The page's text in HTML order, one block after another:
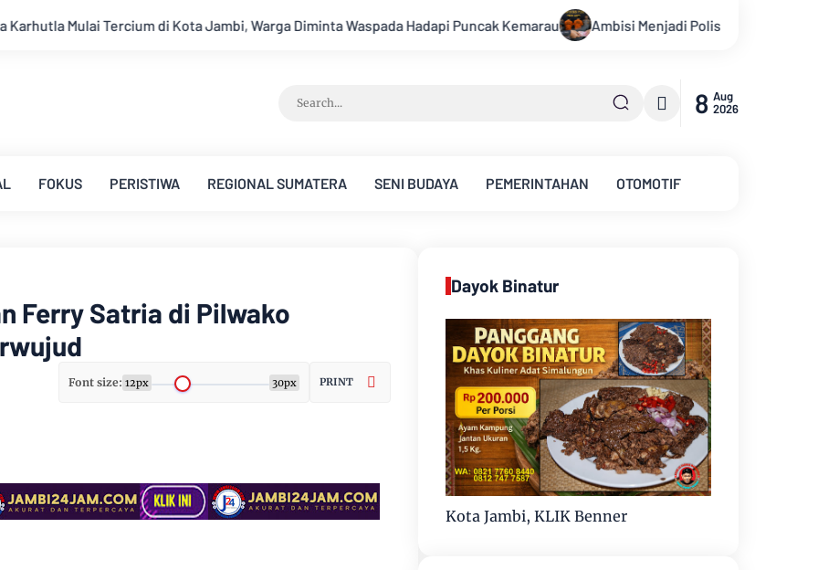
Warga Diminta Waspada Hadapi Puncak Kemarau Ambisi Menjadi Polisi Dimanfaatkan Oknum, Dua Anggota Polda
8 Aug
2026
FOKUS PERISTIWA REGIONAL SUMATERA SENI BUDAYA PEMERINTAHAN OTOMOTIF
Ferry Satria di Pilwako
Font size: 12px 30px PRINT
Dayok Binatur
Kota Jambi, KLIK Benner